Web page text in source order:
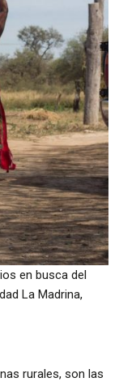
en busca del
La Madrina,
rurales, son las